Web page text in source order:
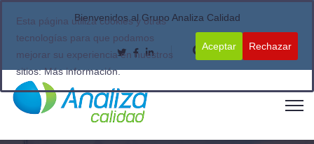
Bienvenidos al Grupo Analiza Calidad
Esta página utiliza cookies y otras
tecnologías para que podamos
mejorar su experiencia en nuestros
sitios:Más información.
Aceptar Rechazar